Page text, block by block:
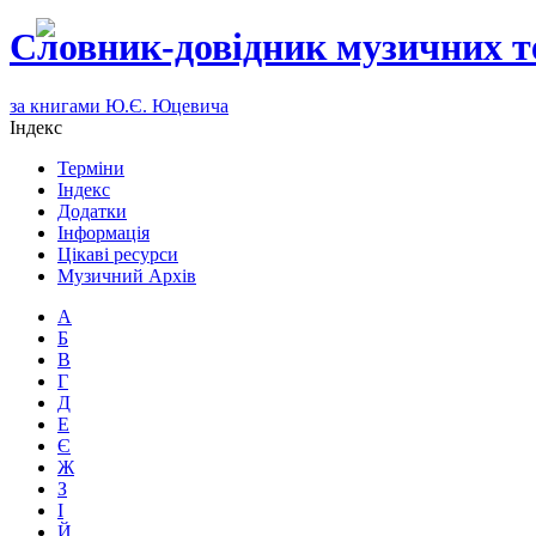
Словник-довідник музичних
за книгами Ю.Є. Юцевича
Індекс
Терміни
Індекс
Додатки
Інформація
Цікаві ресурси
Музичний Архів
А
Б
В
Г
Д
Е
Є
Ж
З
І
Й